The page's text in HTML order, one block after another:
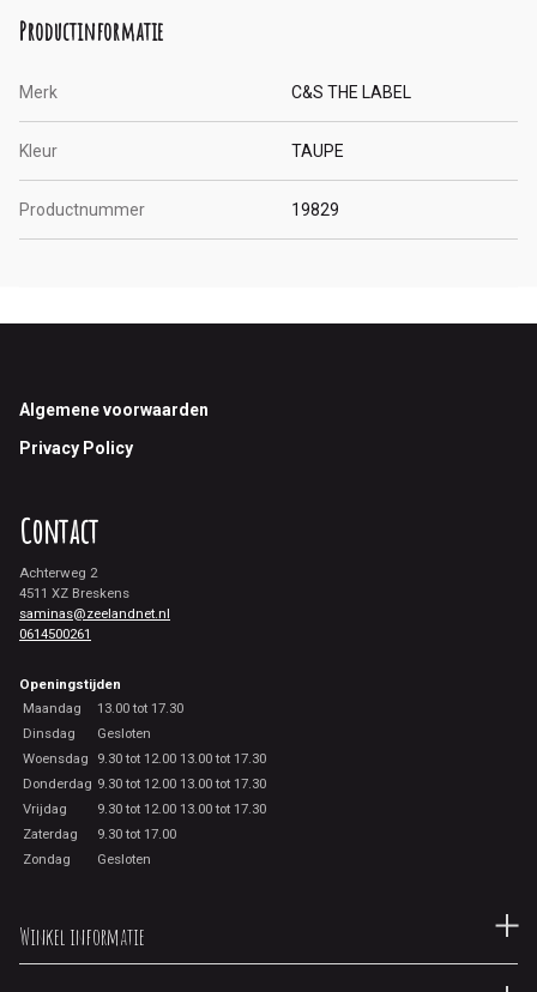
Productinformatie
Merk C&S THE LABEL
Kleur TAUPE
Productnummer 19829
Footer
Algemene voorwaarden
Privacy Policy
Contact
Achterweg 2
4511 XZ Breskens
saminas@zeelandnet.nl
0614500261
Openingstijden
Maandag
13.00 tot 17.30
Dinsdag
Gesloten
Woensdag
9.30 tot 12.00 13.00 tot 17.30
Donderdag 9.30 tot 12.00 13.00 tot 17.30
Vrijdag
9.30 tot 12.00 13.00 tot 17.30
Zaterdag
9.30 tot 17.00
Zondag
Gesloten
Winkel informatie